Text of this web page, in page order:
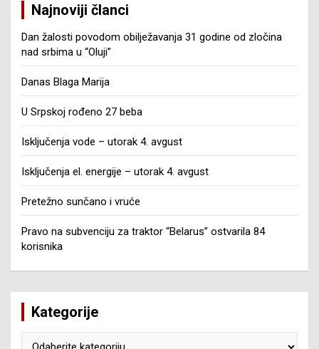
Najnoviji članci
Dan žalosti povodom obilježavanja 31 godine od zločina
nad srbima u “Oluji”
Danas Blaga Marija
U Srpskoj rođeno 27 beba
Isključenja vode – utorak 4. avgust
Isključenja el. energije – utorak 4. avgust
Pretežno sunčano i vruće
Pravo na subvenciju za traktor “Belarus” ostvarila 84
korisnika
Kategorije